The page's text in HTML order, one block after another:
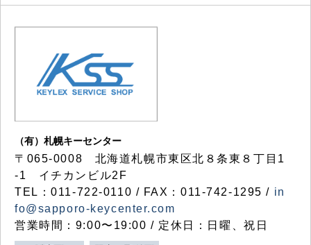
（有）札幌キーセンター
〒065-0008 北海道札幌市東区北８条東８丁目1
-1 イチカンビル2F
TEL：011-722-0110 / FAX：011-742-1295 / in
fo@sapporo-keycenter.com
営業時間：9:00〜19:00 / 定休日：日曜、祝日